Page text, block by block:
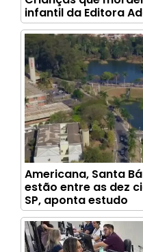
infantil da Editora
Americana, Santa
estão entre as dez
SP, aponta estudo